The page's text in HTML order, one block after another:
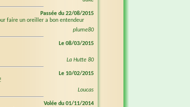
Passée du 22/08/2015
faire un oreiller a bon entendeur
plume80
Le 08/03/2015
La Hutte 80
Le 10/02/2015
Loucas
Volée du 01/11/2014